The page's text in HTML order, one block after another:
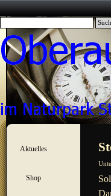
Direkt zum Seiteninhalt
Menü überspringen
Aktuelles ▼
Shop ▼